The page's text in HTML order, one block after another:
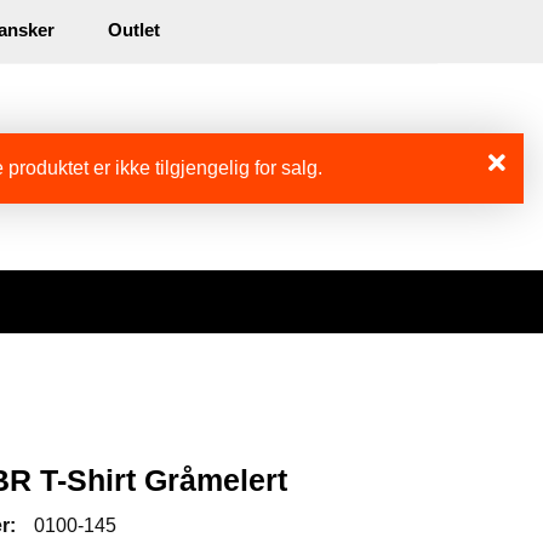
mva. Min side
Outlet
produktet er ikke tilgjengelig for salg.
T-Shirt Gråmelert
0100-145